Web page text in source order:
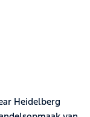
Heidelberg